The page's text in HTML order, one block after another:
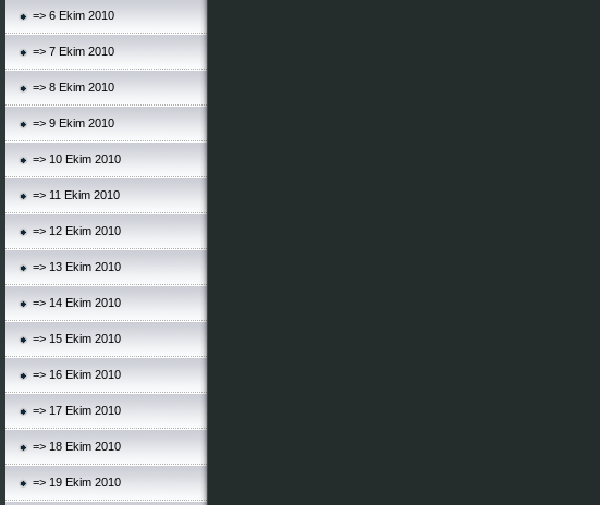
=> 6 Ekim 2010
=> 7 Ekim 2010
=> 8 Ekim 2010
=> 9 Ekim 2010
=> 10 Ekim 2010
=> 11 Ekim 2010
=> 12 Ekim 2010
=> 13 Ekim 2010
=> 14 Ekim 2010
=> 15 Ekim 2010
=> 16 Ekim 2010
=> 17 Ekim 2010
=> 18 Ekim 2010
=> 19 Ekim 2010